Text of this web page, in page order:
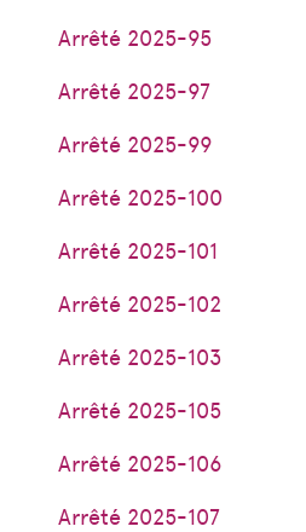
Arrêté 2025-95
Arrêté 2025-97
Arrêté 2025-99
Arrêté 2025-100
Arrêté 2025-101
Arrêté 2025-102
Arrêté 2025-103
Arrêté 2025-105
Arrêté 2025-106
Arrêté 2025-107